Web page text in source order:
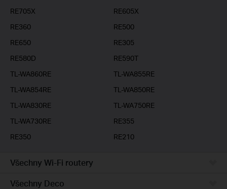
RE705X
RE605X
RE360
RE500
RE650
RE305
RE580D
RE590T
TL-WA860RE
TL-WA855RE
TL-WA854RE
TL-WA850RE
TL-WA830RE
TL-WA750RE
TL-WA730RE
RE355
RE350
RE210
Všechny Wi-Fi routery
Všechny Deco